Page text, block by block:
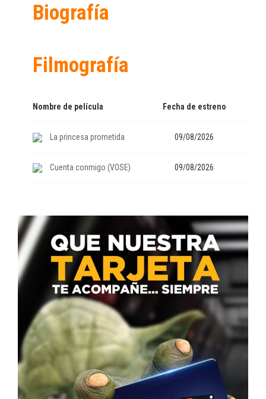
Biografía
Filmografía
Nombre de película Fecha de estreno
La princesa prometida 09/08/2026
Cuenta conmigo (VOSE) 09/08/2026